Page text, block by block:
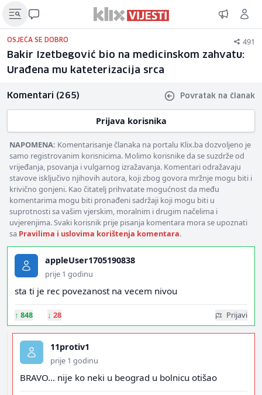
OSJEĆA SE DOBRO 491
Bakir Izetbegović bio na medicinskom zahvatu:
Urađena mu kateterizacija srca
Komentari (265) Povratak na članak
Prijava korisnika
NAPOMENA: Komentarisanje članaka na portalu Klix.ba dozvoljeno je
samo registrovanim korisnicima. Molimo korisnike da se suzdrže od
vrijeđanja, psovanja i vulgarnog izražavanja. Komentari odražavaju
stavove isključivo njihovih autora, koji zbog govora mržnje mogu biti i
krivično gonjeni. Kao čitatelj prihvatate mogućnost da među
komentarima mogu biti pronađeni sadržaji koji mogu biti u
suprotnosti sa vašim vjerskim, moralnim i drugim načelima i
uvjerenjima. Svaki korisnik prije pisanja komentara mora se upoznati
sa Pravilima i uslovima korištenja komentara.
appleUser1705190838
prije 1 godinu
sta ti je rec povezanost na vecem nivou
↑ 848 ↓ 28 Prijavi
11protiv1
prije 1 godinu
BRAVO... nije ko neki u beograd u bolnicu otišao